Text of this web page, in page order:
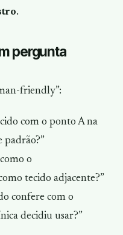
.
pergunta
friendly”:
com o ponto A na
o
tecido adjacente?”
confere com o
decidiu usar?”